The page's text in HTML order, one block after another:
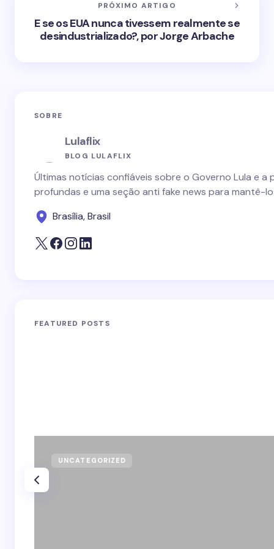
PRÓXIMO ARTIGO
E se os EUA nunca tivessem realmente se
desindustrializado?, por Jorge Arbache
SOBRE
Lulaflix
BLOG LULAFLIX
Últimas notícias confiáveis sobre o Governo Lula e
profundas e uma seção anti fake news para mantê-
Brasília, Brasil
FEATURED POSTS
UNCATEGORIZED